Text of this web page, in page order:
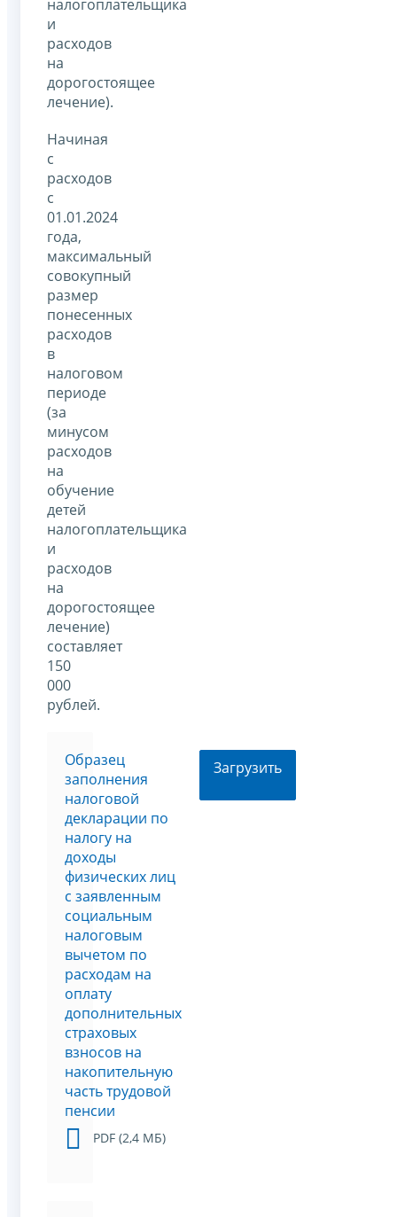
налогоплательщика
и
расходов
на
дорогостоящее
лечение).
Начиная
с
расходов
с
01.01.2024
года,
максимальный
совокупный
размер
понесенных
расходов
в
налоговом
периоде
(за
минусом
расходов
на
обучение
детей
налогоплательщика
и
расходов
на
дорогостоящее
лечение)
составляет
150
000
рублей.
Образец
заполнения
налоговой
декларации по
налогу на
доходы
физических лиц
с заявленным
социальным
налоговым
вычетом по
расходам на
оплату
дополнительных
страховых
взносов на
накопительную
часть трудовой
пенсии
PDF (2,4 МБ)
Загрузить